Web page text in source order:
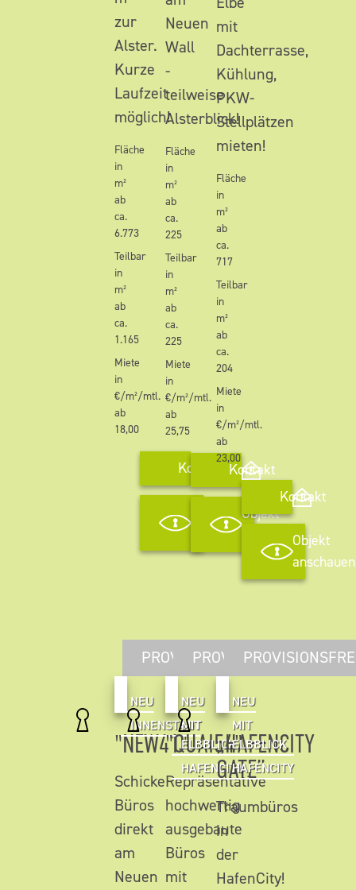
zur
Alster.
Kurze
Laufzeit
möglich!
Fläche
in
m²
ab
ca.
6.773
Teilbar
in
m²
ab
ca.
1.165
Miete
in
€/m²/mtl.
ab
18,00
Kontakt
Objekt
anschauen
Neuen
Wall
-
teilweise
Alsterblick!
Fläche
in
m²
ab
ca.
225
Teilbar
in
m²
ab
ca.
225
Miete
in
€/m²/mtl.
ab
25,75
Kontakt
Objekt
anschauen
mit
Dachterrasse,
Kühlung,
PKW-
Stellplätzen
mieten!
Fläche
in
m²
ab
ca.
717
Teilbar
in
m²
ab
ca.
204
Miete
in
€/m²/mtl.
ab
23,00
Kontakt
Objekt
anschauen
PROVISIONSFREI
NEU
INNENSTADT
"NEW41"
Schicke
Büros
direkt
am
Neuen
PROVISIONSFREI
NEU
MIT
ELBBLICK
HAFENCITY
"QUAI54"
Repräsentative
hochwertig
ausgebaute
Büros
mit
NEU
MIT
ELBBLICK
HAFENCITY
„HAFENCITY
GATE”
Traumbüros
in
der
HafenCity!